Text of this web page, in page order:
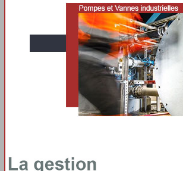
Pompes doseuses